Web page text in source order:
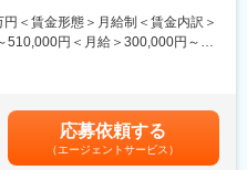
の発展につながっていくと考えて
く変化し続ける今こそ、環境の変
岩手の未来を切り拓いていくとい
。
＜賃金形態＞月給制＜賃金内訳＞
510,000円＜月給＞300,000円～
考を通じて上下する可能性があり
含めた表記です。
応募依頼する
（エージェントサービス）